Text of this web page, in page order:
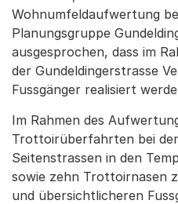
Wohnumfeldaufwertung
Planungsgruppe
ausgesprochen, dass im
der Gundeldingerstrasse
Fussgänger realisiert
Im Rahmen des
Trottoirüberfahrten bei
Seitenstrassen in den
sowie zehn Trottoirnasen
und übersichtlicheren